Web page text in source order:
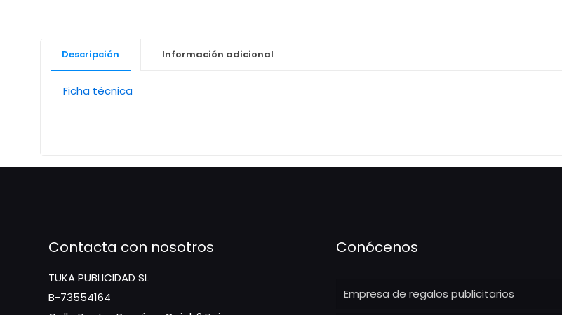
Descripción Información adicional
Ficha técnica
Contacta con nosotros
TUKA PUBLICIDAD SL
B-73554164
Conócenos
Empresa de regalos publicitarios